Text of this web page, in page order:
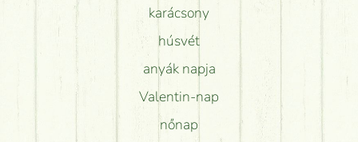
karácsony
húsvét
anyák napja
Valentin-nap
nőnap